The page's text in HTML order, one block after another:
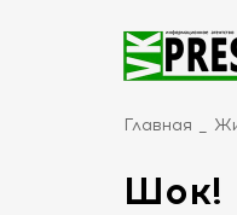
Главная
Шок!